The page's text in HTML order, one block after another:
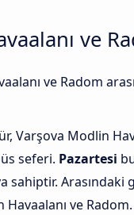
ve
ve Radom
Varşova Modlin
seferi. Pazartesi
sahiptir. Arasındaki
ve Radom.